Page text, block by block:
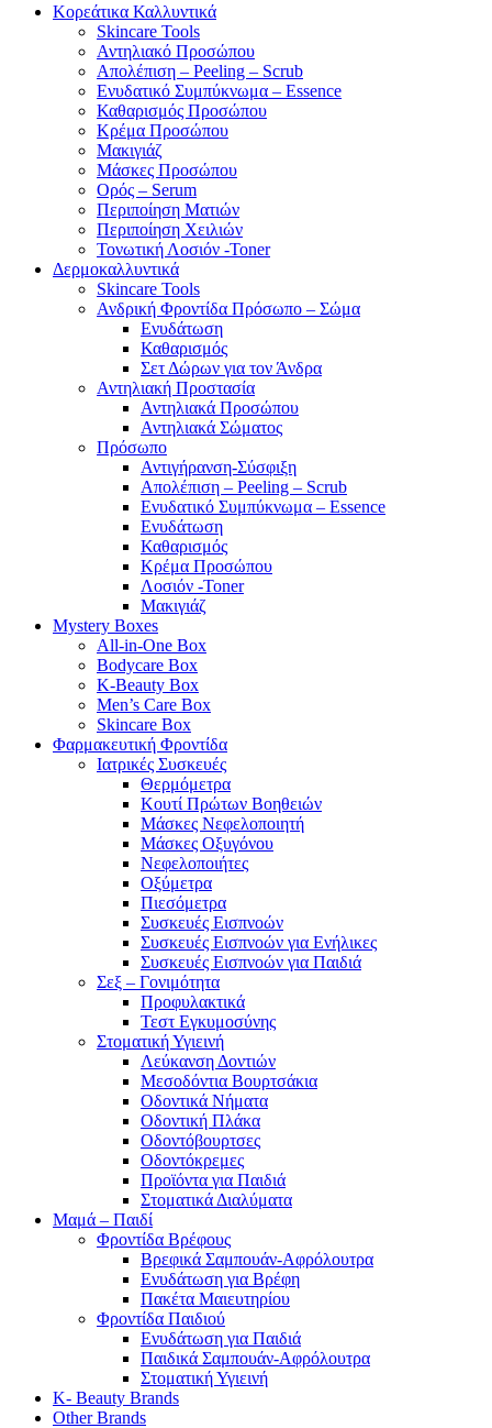
Κορεάτικα Καλλυντικά
Skincare Tools
Αντηλιακό Προσώπου
Απολέπιση – Peeling – Scrub
Ενυδατικό Συμπύκνωμα – Essence
Καθαρισμός Προσώπου
Κρέμα Προσώπου
Μακιγιάζ
Μάσκες Προσώπου
Ορός – Serum
Περιποίηση Ματιών
Περιποίηση Χειλιών
Τονωτική Λοσιόν -Toner
Δερμοκαλλυντικά
Skincare Tools
Ανδρική Φροντίδα Πρόσωπο – Σώμα
Ενυδάτωση
Καθαρισμός
Σετ Δώρων για τον Άνδρα
Αντηλιακή Προστασία
Αντηλιακά Προσώπου
Αντηλιακά Σώματος
Πρόσωπο
Αντιγήρανση-Σύσφιξη
Απολέπιση – Peeling – Scrub
Ενυδατικό Συμπύκνωμα – Essence
Ενυδάτωση
Καθαρισμός
Κρέμα Προσώπου
Λοσιόν -Toner
Μακιγιάζ
Mystery Boxes
All-in-One Box
Bodycare Box
K-Beauty Box
Men’s Care Box
Skincare Box
Φαρμακευτική Φροντίδα
Ιατρικές Συσκευές
Θερμόμετρα
Κουτί Πρώτων Βοηθειών
Μάσκες Νεφελοποιητή
Μάσκες Οξυγόνου
Νεφελοποιήτες
Οξύμετρα
Πιεσόμετρα
Συσκευές Εισπνοών
Συσκευές Εισπνοών για Ενήλικες
Συσκευές Εισπνοών για Παιδιά
Σεξ – Γονιμότητα
Προφυλακτικά
Τεστ Εγκυμοσύνης
Στοματική Υγιεινή
Λεύκανση Δοντιών
Μεσοδόντια Βουρτσάκια
Οδοντικά Νήματα
Οδοντική Πλάκα
Οδοντόβουρτσες
Οδοντόκρεμες
Προϊόντα για Παιδιά
Στοματικά Διαλύματα
Μαμά – Παιδί
Φροντίδα Βρέφους
Βρεφικά Σαμπουάν-Αφρόλουτρα
Ενυδάτωση για Βρέφη
Πακέτα Μαιευτηρίου
Φροντίδα Παιδιού
Ενυδάτωση για Παιδιά
Παιδικά Σαμπουάν-Αφρόλουτρα
Στοματική Υγιεινή
K- Beauty Brands
Other Brands